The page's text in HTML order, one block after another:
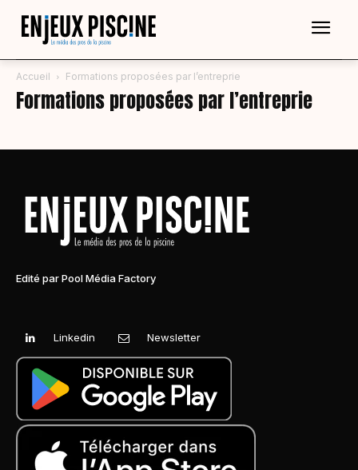
Accueil Formations proposées par l’entreprie
Formations proposées par l’entreprie
Edité par Pool Média Factory
Linkedin Newsletter